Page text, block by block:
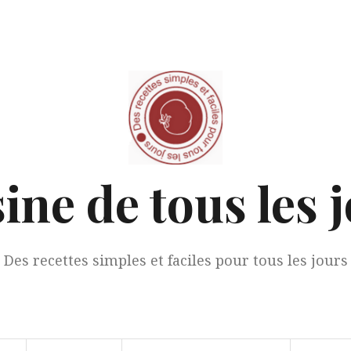
de tous les
Des recettes simples et faciles pour tous les jours